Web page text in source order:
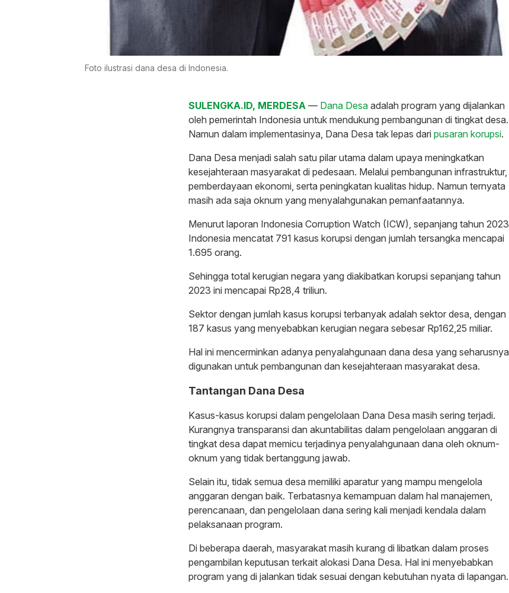
Foto ilustrasi dana desa di Indonesia.
SULENGKA.ID, MERDESA — Dana Desa adalah program yang dijalankan
oleh pemerintah Indonesia untuk mendukung pembangunan di tingkat desa.
Namun dalam implementasinya, Dana Desa tak lepas dari pusaran korupsi.
Dana Desa menjadi salah satu pilar utama dalam upaya meningkatkan
kesejahteraan masyarakat di pedesaan. Melalui pembangunan infrastruktur,
pemberdayaan ekonomi, serta peningkatan kualitas hidup. Namun ternyata
masih ada saja oknum yang menyalahgunakan pemanfaatannya.
Menurut laporan Indonesia Corruption Watch (ICW), sepanjang tahun 2023,
Indonesia mencatat 791 kasus korupsi dengan jumlah tersangka mencapai
1.695 orang.
Sehingga total kerugian negara yang diakibatkan korupsi sepanjang tahun
2023 ini mencapai Rp28,4 triliun.
Sektor dengan jumlah kasus korupsi terbanyak adalah sektor desa, dengan
187 kasus yang menyebabkan kerugian negara sebesar Rp162,25 miliar.
Hal ini mencerminkan adanya penyalahgunaan dana desa yang seharusnya
digunakan untuk pembangunan dan kesejahteraan masyarakat desa.
Tantangan Dana Desa
Kasus-kasus korupsi dalam pengelolaan Dana Desa masih sering terjadi.
Kurangnya transparansi dan akuntabilitas dalam pengelolaan anggaran di
tingkat desa dapat memicu terjadinya penyalahgunaan dana oleh oknum-
oknum yang tidak bertanggung jawab.
Selain itu, tidak semua desa memiliki aparatur yang mampu mengelola
anggaran dengan baik. Terbatasnya kemampuan dalam hal manajemen,
perencanaan, dan pengelolaan dana sering kali menjadi kendala dalam
pelaksanaan program.
Di beberapa daerah, masyarakat masih kurang di libatkan dalam proses
pengambilan keputusan terkait alokasi Dana Desa. Hal ini menyebabkan
program yang di jalankan tidak sesuai dengan kebutuhan nyata di lapangan.